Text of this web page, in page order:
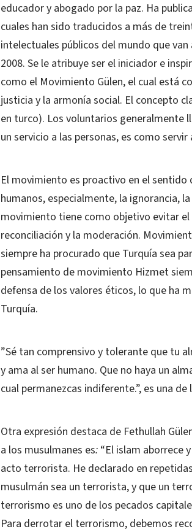
educador y abogado por la paz. Ha
cuales han sido traducidos a más de
intelectuales públicos del mundo que
2008. Se le atribuye ser el iniciador e
como el Movimiento Gülen, el cual está
justicia y la armonía social. El concepto
en turco). Los voluntarios generalmente
un servicio a las personas, es como servir
El movimiento es proactivo en el
humanos, especialmente, la ignorancia,
movimiento tiene como objetivo evitar
reconciliación y la moderación.
siempre ha procurado que Turquía sea
pensamiento de movimiento Hizmet
defensa de los valores éticos, lo que ha
Turquía.
”Sé tan comprensivo y tolerante que tu
y ama al ser humano. Que no haya un
cual permanezcas indiferente.”, es una
Otra expresión destaca de Fethullah
a los musulmanes es: “El islam aborrece
acto terrorista. He declarado en
musulmán sea un terrorista, y que un
terrorismo es uno de los pecados
Para derrotar el terrorismo, debemos